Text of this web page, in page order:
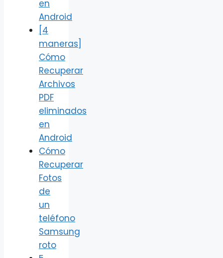
en
Android
[4
maneras]
Cómo
Recuperar
Archivos
PDF
eliminados
en
Android
Cómo
Recuperar
Fotos
de
un
teléfono
Samsung
roto